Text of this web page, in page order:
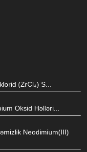
(ZrCl₄) S...
Oksid Həlləri...
Neodimium(III)